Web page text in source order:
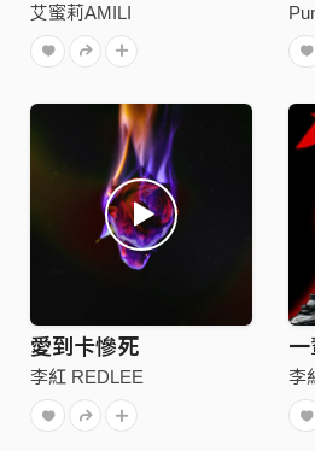
艾蜜莉AMILI
愛到卡慘死
李紅 REDLEE 李